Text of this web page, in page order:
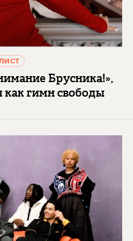
Брусника!»,
гимн свободы